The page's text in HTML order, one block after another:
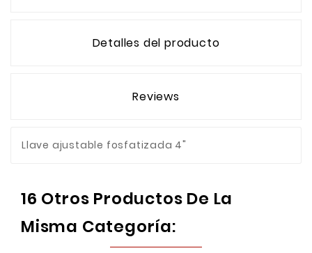
Detalles del producto
Reviews
Llave ajustable fosfatizada 4"
16 Otros Productos De La
Misma Categoría: